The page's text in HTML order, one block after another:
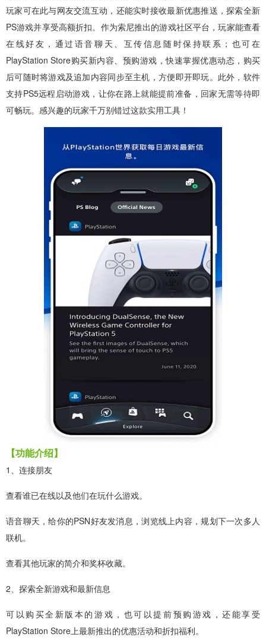
玩家可在此与网友交流互动，还能实时接收最新优惠推送，探索全新
PS游戏并享受高额折扣。作为索尼推出的游戏社区平台，玩家能查看
在线好友，通过语音聊天、互传信息随时保持联系；也可在
PlayStation Store购买新内容、预购游戏，快速掌握优惠动态，购买
后可随时将游戏及追加内容同步至主机，方便即开即玩。此外，软件
支持PS5远程启动游戏，让你在路上就能提前准备，回家无需等待即
可畅玩。感兴趣的玩家千万别错过这款实用工具！
【功能介绍】
1、连接朋友
查看谁已在线以及他们在玩什么游戏。
语音聊天，给你的PSN好友发消息，浏览线上内容，规划下一次多人
联机。
查看其他玩家的简介和奖杯收藏。
2、探索全新游戏和最新信息
可以购买全新版本的游戏，也可以提前预购游戏，还能享受
PlayStation Store上最新推出的优惠活动和折扣福利。